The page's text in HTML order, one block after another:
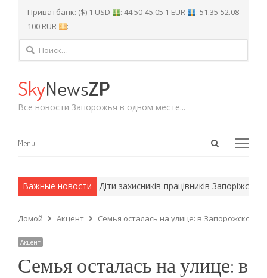
Приватбанк: ($) 1 USD : 44.50-45.05 1 EUR
: 51.35-52.08
100 RUR
: -
Найти:
SkyNewsZP
Все новости Запорожья в одном месте...
Open
Menu
Menu
Важные новости
армейские методы. Діти захисників-працівників
Домой Акцент Семья осталась на улице: в Запорожской
Акцент
Семья осталась на улице: в